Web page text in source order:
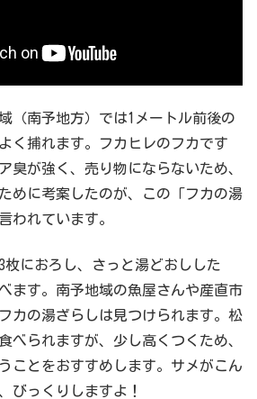
（南予地方）では1メートル前後の
く捕れます。フカヒレのフカです
臭が強く、売り物にならないため、
めに考案したのが、この「フカの湯
われています。
枚におろし、さっと湯どおしした
ます。南予地域の魚屋さんや産直市
カの湯ざらしは見つけられます。松
べられますが、少し高くつくため、
ことをおすすめします。サメがこん
びっくりしますよ！